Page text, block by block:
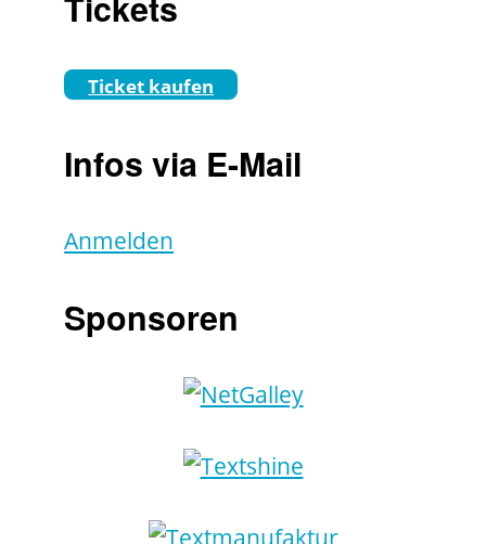
Ticket kaufen
Infos via E-Mail
Anmelden
Sponsoren